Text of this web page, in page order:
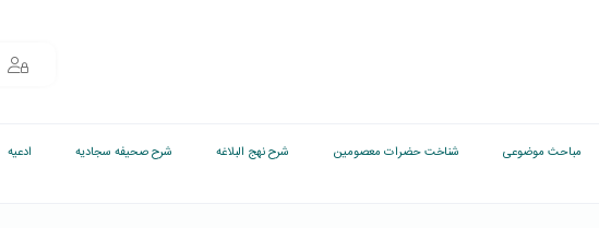
مباحث موضوعی شناخت حضرات معصومین شرح نهج البلاغه شرح صحیفه سجادیه ادعیه